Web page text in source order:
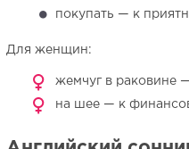
покупать — к
Для женщин:
жемчуг в раковине
на шее — к